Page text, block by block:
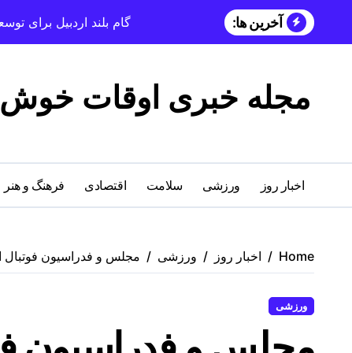
آخرین ها: گام بلند اردبیل برای
مجله خبری اوقات خوش
اخبار روز ورزشی سلامت اقتصادی فرهنگ و هنر
Home اخبار روز ورزشی مجلس و فدراسیون فوتبال
ورزشی